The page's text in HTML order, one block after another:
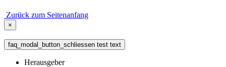
Zurück zum Seitenanfang
×
faq_modal_button_schliessen test text
Herausgeber